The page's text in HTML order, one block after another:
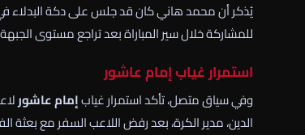
يُذكر أن محمد هاني كان قد جلس على دكة البدلاء في
للمشاركة خلال سير المباراة بعد تراجع مستوى
استمرار غياب إمام عاشور
وفي سياق متصل، تأكد استمرار غيابإمام عاشور
الدين، مدير الكرة، بعد رفض اللاعب السفر مع بعثة